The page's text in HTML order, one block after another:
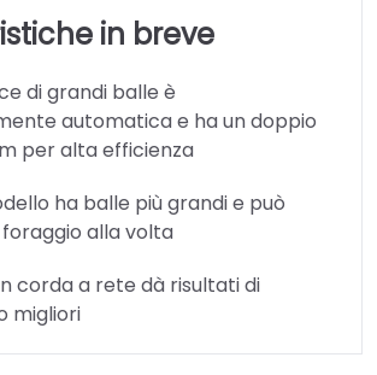
in breve
di grandi balle è
automatica e ha un doppio
per alta efficienza
ha balle più grandi e può
alla volta
corda a rete dà risultati di
migliori